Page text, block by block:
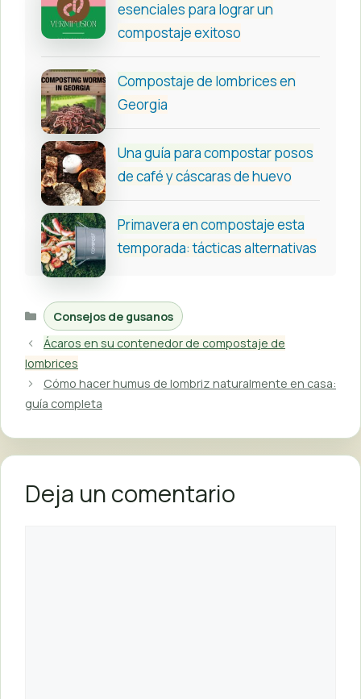
esenciales para lograr un
compostaje exitoso
Compostaje de lombrices en
Georgia
Una guía para compostar posos
de café y cáscaras de huevo
Primavera en compostaje esta
temporada: tácticas alternativas
Categorías
Consejos de gusanos
Ácaros en su contenedor de compostaje de
lombrices
Cómo hacer humus de lombriz naturalmente en casa:
guía completa
Deja un comentario